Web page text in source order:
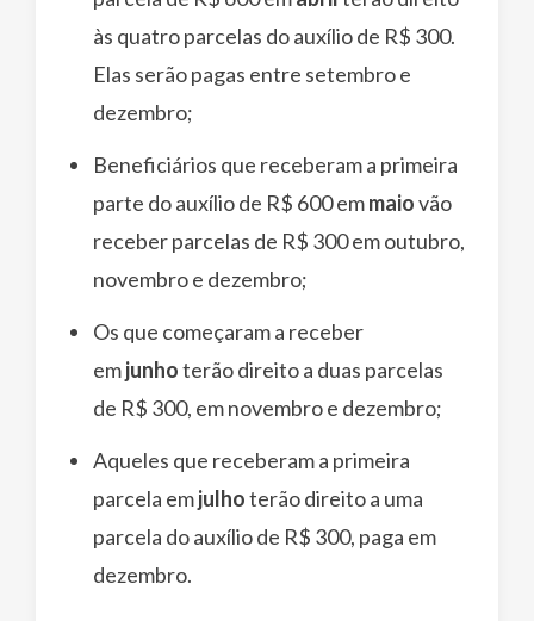
às quatro parcelas do auxílio de R$ 300.
Elas serão pagas entre setembro e
dezembro;
Beneficiários que receberam a primeira
parte do auxílio de R$ 600 emmaiovão
receber parcelas de R$ 300 em outubro,
novembro e dezembro;
Os que começaram a receber
emjunhoterão direito a duas parcelas
de R$ 300, em novembro e dezembro;
Aqueles que receberam a primeira
parcela emjulhoterão direito a uma
parcela do auxílio de R$ 300, paga em
dezembro.